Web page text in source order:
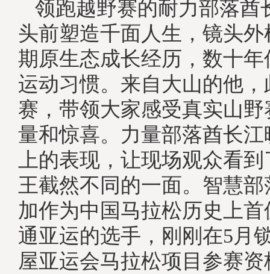
领跑越野赛的耐力部落酋
头前塑造千面人生，镜头
期原生态成长经历，数十
运动习惯。来自大山的他
赛，带领大家感受真实山
量和惊喜。力量部落酋长
上的表现，让现场观众看
王截然不同的一面。智慧
加作为中国马拉松历史上首
通亚运的选手，刚刚在5月
屋亚运会马拉松项目参赛